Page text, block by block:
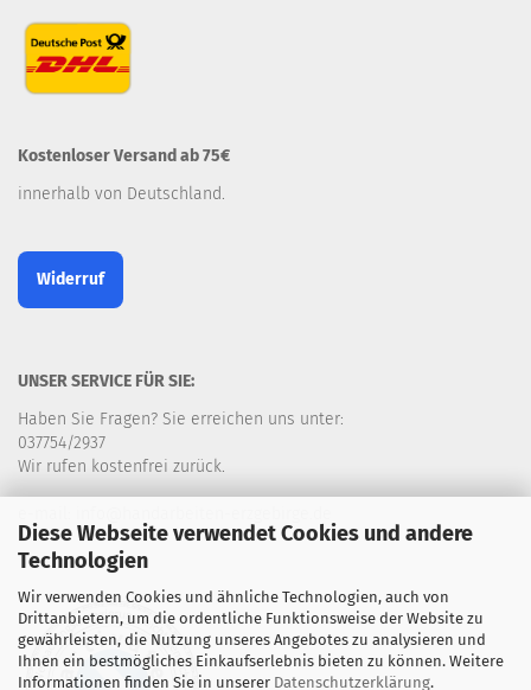
Diese Webseite verwendet Cookies und andere
Technologien
Wir verwenden Cookies und ähnliche Technologien, auch von
Drittanbietern, um die ordentliche Funktionsweise der Website zu
gewährleisten, die Nutzung unseres Angebotes zu analysieren und
Ihnen ein bestmögliches Einkaufserlebnis bieten zu können. Weitere
Informationen finden Sie in unserer Datenschutzerklärung.
Kostenloser Versand ab 75€
innerhalb von Deutschland.
Widerruf
UNSER SERVICE FÜR SIE:
Haben Sie Fragen? Sie erreichen uns unter:
037754/2937
Wir rufen kostenfrei zurück.